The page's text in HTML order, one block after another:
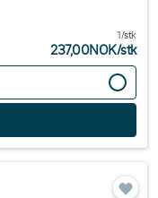
1/stk
237,00NOK/stk